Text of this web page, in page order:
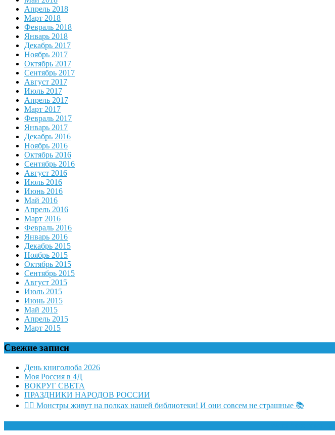
Апрель 2018
Март 2018
Февраль 2018
Январь 2018
Декабрь 2017
Ноябрь 2017
Октябрь 2017
Сентябрь 2017
Август 2017
Июль 2017
Апрель 2017
Март 2017
Февраль 2017
Январь 2017
Декабрь 2016
Ноябрь 2016
Октябрь 2016
Сентябрь 2016
Август 2016
Июль 2016
Июнь 2016
Май 2016
Апрель 2016
Март 2016
Февраль 2016
Январь 2016
Декабрь 2015
Ноябрь 2015
Октябрь 2015
Сентябрь 2015
Август 2015
Июль 2015
Июнь 2015
Май 2015
Апрель 2015
Март 2015
Свежие записи
День книголюба 2026
Моя Россия в 4Д
ВОКРУГ СВЕТА
ПРАЗДНИКИ НАРОДОВ РОССИИ
🧛‍♂ Монстры живут на полках нашей библиотеки! И они совсем не страшные 📚